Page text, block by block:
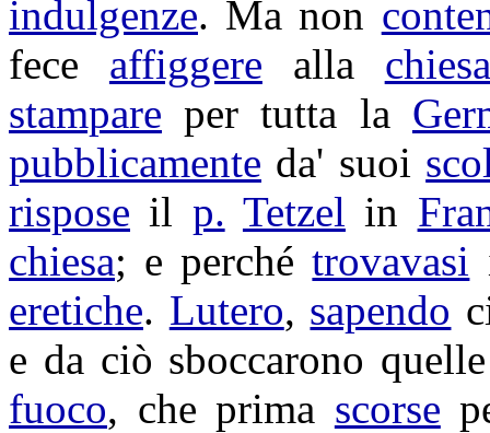
indulgenze. Ma non
fece affiggere alla chiesa
stampare per tutta la
pubblicamente da' suoi
rispose il p. Tetzel in
chiesa; e perchétrovavasi
eretiche. Lutero, sapendo
e da ciò sboccarono
fuoco, che prima scorse